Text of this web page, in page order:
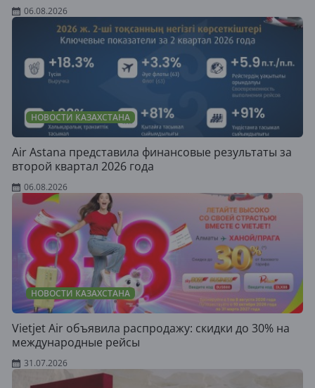
06.08.2026
НОВОСТИ КАЗАХСТАНА
Air Astana представила финансовые результаты за
второй квартал 2026 года
06.08.2026
НОВОСТИ КАЗАХСТАНА
Vietjet Air объявила распродажу: скидки до 30% на
международные рейсы
31.07.2026